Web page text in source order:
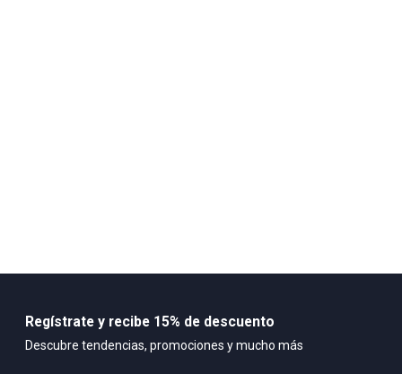
Regístrate y recibe 15% de descuento
Descubre tendencias, promociones y mucho más